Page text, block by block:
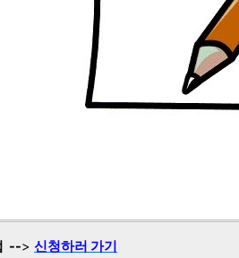
--> 신청하러 가기